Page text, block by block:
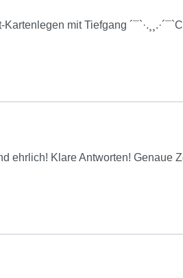
Kartenlegen mit Tiefgang
ehrlich! Klare Antworten! Genaue